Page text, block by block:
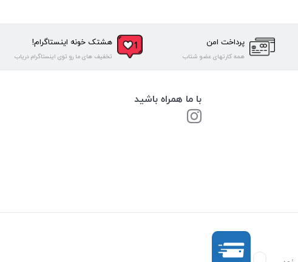
پرداخت امن
همه کارتهای عضو شتاب
هشتک خونه اینستاگرام!
تخفیف های ما رو توی اینستاگرام دریاب
با ما همراه باشید